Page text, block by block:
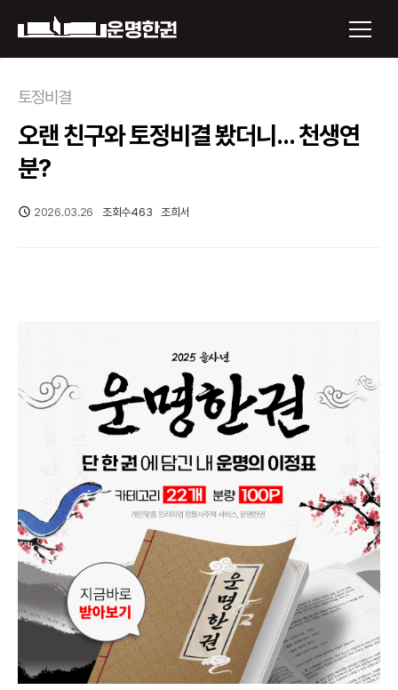
운명한권 보기
오늘의 운세
작명
꿈해몽
수리사주
토정비결
오랜 친구와 토정비결 봤더니... 천생연
분?
2026.03.26 조회수463 조희서